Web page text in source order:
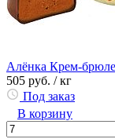
Алёнка Крем-
505 руб. / кг
Под заказ
В корзину